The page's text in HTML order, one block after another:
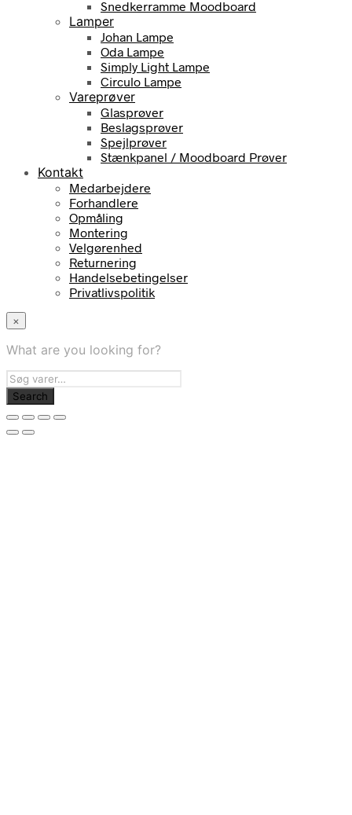
Snedkerramme Moodboard
Lamper
Johan Lampe
Oda Lampe
Simply Light Lampe
Circulo Lampe
Vareprøver
Glasprøver
Beslagsprøver
Spejlprøver
Stænkpanel / Moodboard Prøver
Kontakt
Medarbejdere
Forhandlere
Opmåling
Montering
Velgørenhed
Returnering
Handelsebetingelser
Privatlivspolitik
×
What are you looking for?